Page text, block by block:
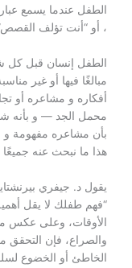
الطفل عندما يسمع
، أو “أنت تؤلف
الطفل إنسان قبل كل
مبالغًا فيها أو غير
أفكاره و مشاعره أو
محمل الجد — و بأنه
بأن مشاعره مفهومة و
هذا ما نبحث عنه جميعًا
“فهم طفلك لا يقل
الأوقات، وعلى عكس
والصراع، فإن التحقق
الخاطئ أو الخضوع